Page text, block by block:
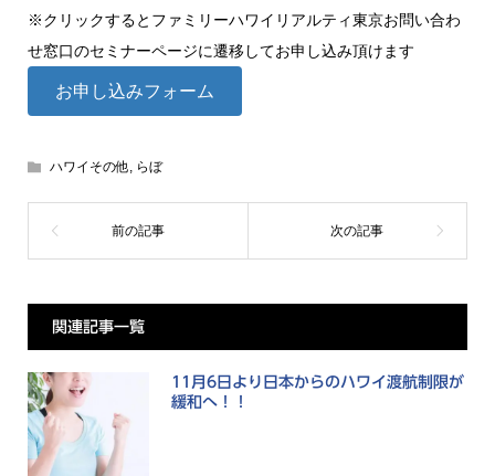
※クリックするとファミリーハワイリアルティ東京お問い合わ
せ窓口のセミナーページに遷移してお申し込み頂けます
お申し込みフォーム
ハワイその他, らぼ
関連記事一覧
11月6日より日本からのハワイ渡航制限が
緩和へ！！